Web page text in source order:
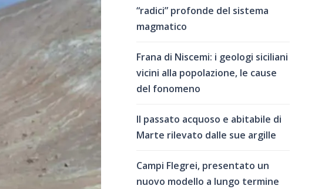
“radici” profonde del sistema
magmatico
Frana di Niscemi: i geologi siciliani
vicini alla popolazione, le cause
del fonomeno
Il passato acquoso e abitabile di
Marte rilevato dalle sue argille
Campi Flegrei, presentato un
nuovo modello a lungo termine